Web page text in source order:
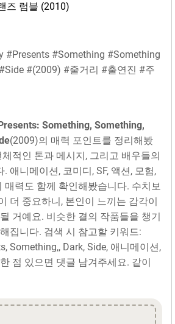
즈 럼블 (2010)
#Presents #Something #Something
#(2009) #줄거리 #출연진 #주
Something, Something,
(2009)의 매력 포인트를 정리해봤
적인 톤과 메시지, 그리고 배우들의
애니메이션, 코미디, SF, 액션, 모험,
매력도 함께 확인해봤습니다. 수치보
더 중요하니, 본인이 느끼는 감각이
거예요. 비슷한 결의 작품들을 챙기
집니다. 검색 시 참고할 키워드:
Something,, Dark, Side, 애니메이션,
점 있으면 댓글 남겨주세요. 같이